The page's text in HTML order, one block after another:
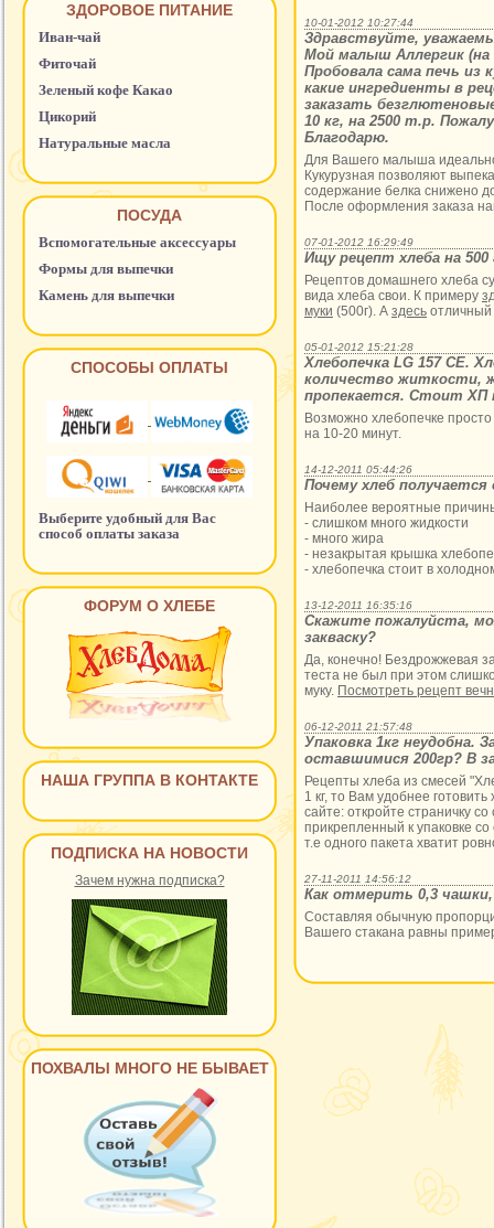
ЗДОРОВОЕ ПИТАНИЕ
Иван-чай
Фиточай
Зеленый кофе Какао
Цикорий
Натуральные масла
ПОСУДА
Вспомогательные аксессуары
Формы для выпечки
Камень для выпечки
СПОСОБЫ ОПЛАТЫ
Выберите удобный для Вас
способ оплаты заказа
ФОРУМ О ХЛЕБЕ
НАША ГРУППА В КОНТАКТЕ
ПОДПИСКА НА НОВОСТИ
Зачем нужна подписка?
ПОХВАЛЫ МНОГО НЕ БЫВАЕТ
10-01-2012 10:27:44
Здравствуйте,
Мой малыш Аллергик (на
Пробовала сама печь из
какие ингредиенты в
заказать
10 кг, на 2500 т.р.
Благодарю.
Для Вашего малыша
Кукурузная позволяют
содержание белка снижено
После оформления заказа
07-01-2012 16:29:49
Ищу рецепт хлеба на
Рецептов домашнего хлеба
вида хлеба свои. К примеру
муки (500г). А здесь отличный
05-01-2012 15:21:28
Хлебопечка LG 157 СЕ.
количество житкости,
пропекается. Стоит ХП
Возможно хлебопечке
на 10-20 минут.
14-12-2011 05:44:26
Почему хлеб
Наиболее вероятные
- слишком много жидкости
- много жира
- незакрытая крышка
- хлебопечка стоит в
13-12-2011 16:35:16
Скажите пожалуйста,
закваску?
Да, конечно! Бездрожжевая
теста не был при этом
муку. Посмотреть рецепт
06-12-2011 21:57:48
Упаковка 1кг неудобна.
оставшимися 200гр? В
Рецепты хлеба из смесей
1 кг, то Вам удобнее
сайте: откройте страничку
прикрепленный к упаковке
т.е одного пакета хватит
27-11-2011 14:56:12
Как отмерить 0,3 чашки,
Составляя обычную
Вашего стакана равны